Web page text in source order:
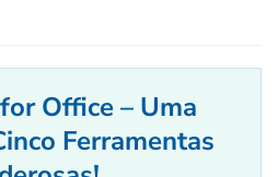
Office – Uma
Ferramentas